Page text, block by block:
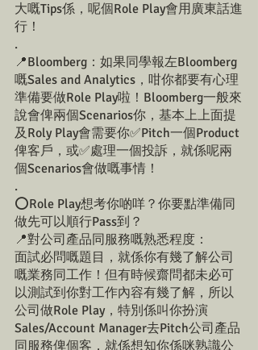
大嘅Tips係，呢個Role Play會用廣東話進
行！
.
📍Bloomberg：如果同學報左Bloomberg
嘅Sales and Analytics，咁你都要有心理
準備要做Role Play啦！Bloomberg一般來
說會俾兩個Scenarios你，基本上上面提
及Roly Play會需要你✅Pitch一個Product
俾客戶，或✅處理一個投訴，就係呢兩
個Scenarios會做嘅事情！
.
⭕️Role Play想考你啲咩？你要點準備同
做先可以順行Pass到？
📍對公司產品同服務嘅熟悉程度：
面試必問嘅題目，就係你有幾了解公司
嘅業務同工作！但有時候齋問都未必可
以測試到你對工作內容有幾了解，所以
公司做Role Play，特別係叫你扮演
Sales/Account Manager去Pitch公司產品
同服務俾個客，就係想知你係咪熟識公